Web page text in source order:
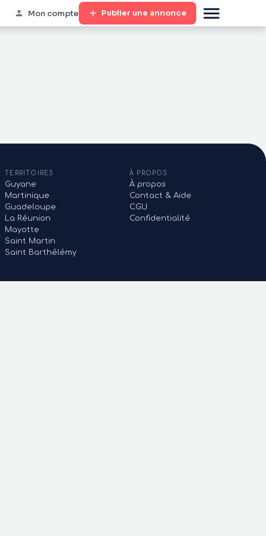
Mon compte Publier une annonce
TERRITOIRES
Guyane
Martinique
Guadeloupe
La Réunion
Mayotte
Saint Martin
Saint Barthélémy
À PROPOS
À propos
Contact & Aide
CGU
Confidentialité